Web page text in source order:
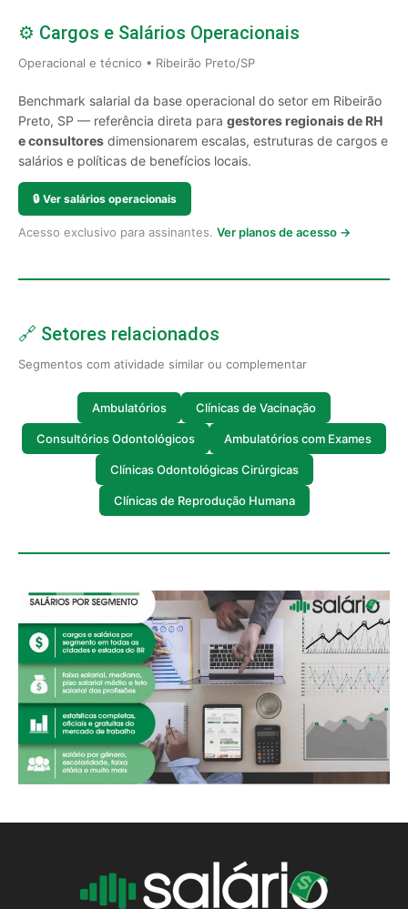
⚙️ Cargos e Salários Operacionais
Operacional e técnico • Ribeirão Preto/SP
Benchmark salarial da base operacional do setor em Ribeirão
Preto, SP — referência direta para gestores regionais de RH
e consultores dimensionarem escalas, estruturas de cargos e
salários e políticas de benefícios locais.
🔒 Ver salários operacionais
Acesso exclusivo para assinantes. Ver planos de acesso →
🔗 Setores relacionados
Segmentos com atividade similar ou complementar
Ambulatórios Clínicas de Vacinação
Consultórios Odontológicos Ambulatórios com Exames
Clínicas Odontológicas Cirúrgicas
Clínicas de Reprodução Humana